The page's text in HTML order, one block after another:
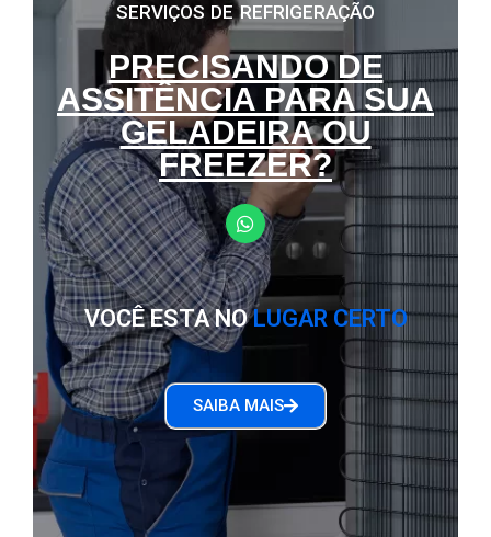
SERVIÇOS DE REFRIGERAÇÃO
PRECISANDO DE
ASSITÊNCIA PARA SUA
GELADEIRA OU
FREEZER?
VOCÊ ESTA NOLUGAR CERTO
SAIBA MAIS